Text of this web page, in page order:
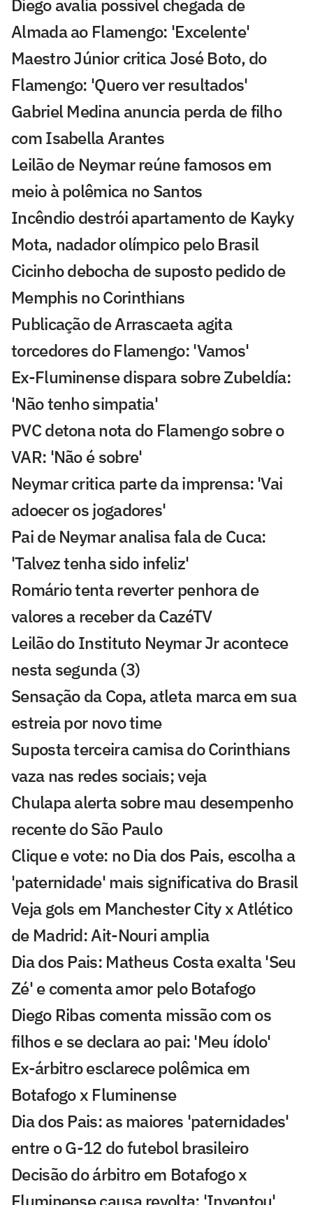
Diego avalia possível chegada de
Almada ao Flamengo: 'Excelente'
Maestro Júnior critica José Boto, do
Flamengo: 'Quero ver resultados'
Gabriel Medina anuncia perda de filho
com Isabella Arantes
Leilão de Neymar reúne famosos em
meio à polêmica no Santos
Incêndio destrói apartamento de Kayky
Mota, nadador olímpico pelo Brasil
Cicinho debocha de suposto pedido de
Memphis no Corinthians
Publicação de Arrascaeta agita
torcedores do Flamengo: 'Vamos'
Ex-Fluminense dispara sobre Zubeldía:
'Não tenho simpatia'
PVC detona nota do Flamengo sobre o
VAR: 'Não é sobre'
Neymar critica parte da imprensa: 'Vai
adoecer os jogadores'
Pai de Neymar analisa fala de Cuca:
'Talvez tenha sido infeliz'
Romário tenta reverter penhora de
valores a receber da CazéTV
Leilão do Instituto Neymar Jr acontece
nesta segunda (3)
Sensação da Copa, atleta marca em sua
estreia por novo time
Suposta terceira camisa do Corinthians
vaza nas redes sociais; veja
Chulapa alerta sobre mau desempenho
recente do São Paulo
Clique e vote: no Dia dos Pais, escolha a
'paternidade' mais significativa do Brasil
Veja gols em Manchester City x Atlético
de Madrid: Ait-Nouri amplia
Dia dos Pais: Matheus Costa exalta 'Seu
Zé' e comenta amor pelo Botafogo
Diego Ribas comenta missão com os
filhos e se declara ao pai: 'Meu ídolo'
Ex-árbitro esclarece polêmica em
Botafogo x Fluminense
Dia dos Pais: as maiores 'paternidades'
entre o G-12 do futebol brasileiro
Decisão do árbitro em Botafogo x